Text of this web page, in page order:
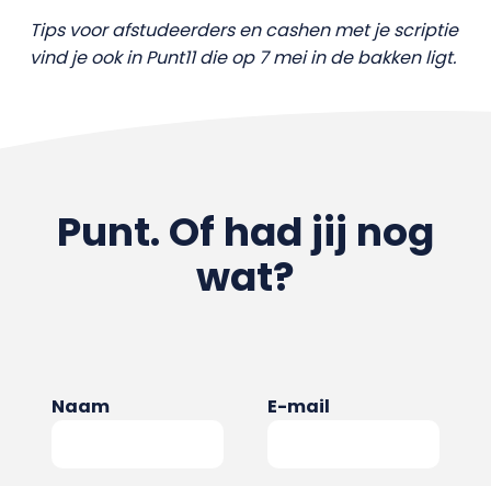
Tips voor afstudeerders en cashen met je scriptie
vind je ook in Punt11 die op 7 mei in de bakken ligt.
Punt. Of had jij nog
wat?
Naam E-mail